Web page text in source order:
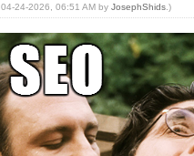
24-2026, 06:51 AM byJosephShids .)